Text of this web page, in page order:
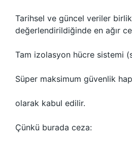
Tarihsel ve güncel veriler
değerlendirildiğinde en ağır
Tam izolasyon hücre sistemi
Süper maksimum güvenlik
olarak kabul edilir.
Çünkü burada ceza: